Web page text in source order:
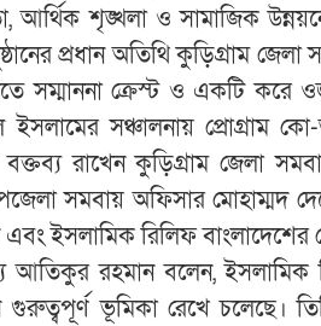
আর্থিক শৃঙ্খলা ও সামাজিক
প্রধান অতিথি কুড়িগ্রাম
সম্মাননা ক্রেস্ট ও একটি করে
সঞ্চালনায় প্রোগ্রাম কো-
বক্তব্য রাখেন কুড়িগ্রাম জেলা
সমবায় অফিসার মোহাম্মদ
ইসলামিক রিলিফ
আতিকুর রহমান বলেন, ইসলামিক
গুরুত্বপূর্ণ ভূমিকা রেখে চলেছে।